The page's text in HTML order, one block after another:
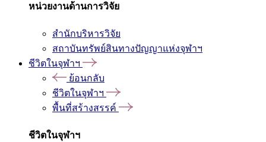
หน่วยงานด้านการวิจัย
สำนักบริหารวิจัย
สถาบันทรัพย์สินทางปัญญาแห่งจุฬาฯ
ชีวิตในจุฬาฯ
ย้อนกลับ
ชีวิตในจุฬาฯ
พื้นที่สร้างสรรค์
ชีวิตในจุฬาฯ